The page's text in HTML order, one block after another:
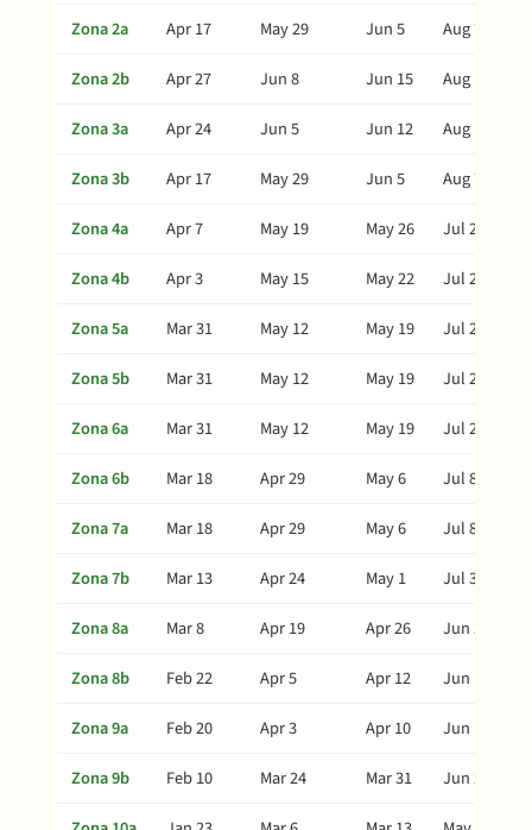
Zona 2a
Apr 17 May 29 Jun 5
Aug 7
Zona 2b
Apr 27 Jun 8 Jun 15
Aug 17
Zona 3a
Apr 24 Jun 5 Jun 12
Aug 14
Zona 3b
Apr 17 May 29 Jun 5
Aug 7
Zona 4a
Apr 7 May 19 May 26
Jul 28
Zona 4b
Apr 3 May 15 May 22
Jul 24
Zona 5a
Mar 31 May 12 May 19
Jul 21
Zona 5b
Mar 31 May 12 May 19
Jul 21
Zona 6a
Mar 31 May 12 May 19
Jul 21
Zona 6b
Mar 18 Apr 29 May 6
Jul 8
Zona 7a
Mar 18 Apr 29 May 6
Jul 8
Zona 7b
Mar 13 Apr 24 May 1
Jul 3
Zona 8a
Mar 8 Apr 19 Apr 26
Jun 28
Zona 8b
Feb 22 Apr 5 Apr 12
Jun 14
Zona 9a
Feb 20 Apr 3 Apr 10
Jun 12
Zona 9b
Feb 10 Mar 24 Mar 31
Jun 2